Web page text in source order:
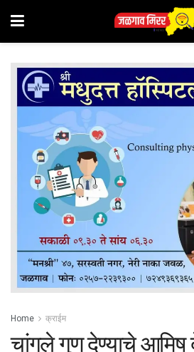
Home क्राईम
चांगले गुण देण्याचे आमिष